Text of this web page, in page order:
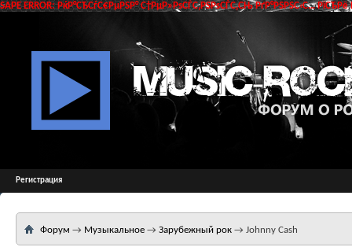
SAPE ERROR: РќР°СЂСѓС€РµРЅР° С†РµР»РѕСЃС‚РЅРѕСЃС‚СЊ РґР°РЅРЅС‹С…
Регистрация
Форум → Музыкальное → Зарубежный рок → Johnny Cash